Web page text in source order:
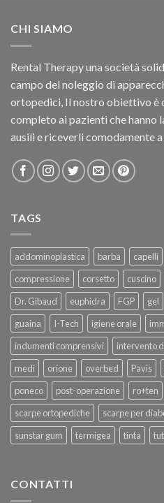
CHI SIAMO
Rental Therapy una società
campo del noleggio di
ortopedici, Il nostro obiettivo è
completo ai pazienti che hanno
ausili e riceverli comodamente
TAGS
addominoplastica barba capelli
compressione
corsetto cuscino
Dr. Gibaud
euphidra FGP gel
guaina
I-Tech igiene orale
indumenti comprensivi
intervento
medi
orione overbed Pavis
poneco
post-operazione ro+ten
scarpe ortopediche
scarpe per
sunstar gum
termigea tinta
CONTATTI